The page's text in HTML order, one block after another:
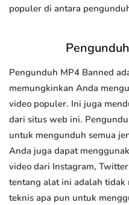
populer di antara
Pengunduh MP4 Banned
memungkinkan Anda
video populer. Ini juga
dari situs web ini.
untuk mengunduh semua
Anda juga dapat
video dari Instagram,
tentang alat ini adalah tidak
teknis apa pun untuk